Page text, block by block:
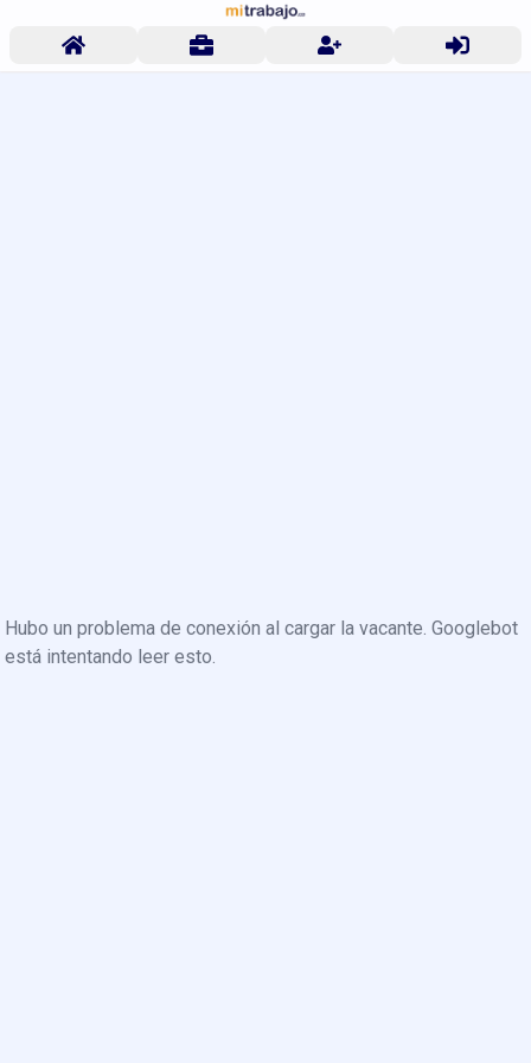
Hubo un problema de conexión al cargar la vacante. Googlebot
está intentando leer esto.